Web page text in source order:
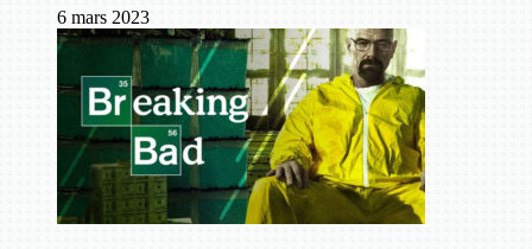
6 mars 2023